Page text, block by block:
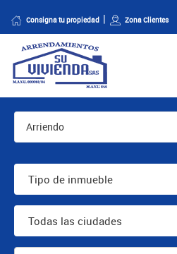
Consigna tu propiedad Zona Clientes
Tipo de inmueble
Todas las ciudades